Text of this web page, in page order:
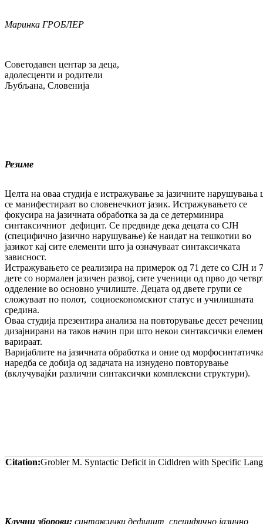
Маринка ГРОБЛЕР
Советодавен центар за деца,
адолесценти и родители
Љубљана, Словенија
Резиме
Целта на оваа студија е истражување за јазичните нарушувања
се манифестираат во словенечкиот јазик. Истражувањето се
фокусира на јазичната обработка за да се детерминира
синтаксичниот дефицит. Се предвиде дека децата со СЈН
(специфично јазично нарушување) ќе наидат на тешкотии во
јазикот кај сите елементи што ја означуваат синтаксичката
зависност.
Истражувањето се реализира на примерок од 71 дете со СЈН и
дете со нормален јазичен развој, сите ученици од прво до
одделение во основно училиште. Децата од двете групи се
сложуваат по полот, социоекономскиот статус и училишната
средина.
Оваа студија презентира анализа на повторување десет
дизајнирани на таков начин при што некои синтаксички
варираат.
Варијаблите на јазичната обработка и оние од
наредба се добија од задачата на изнудено повторување
(вклучувајќи различни синтаксички комплексни структури).
Citation:Grobler M. Syntactic Deficit in Cidldren with Specific
Клучни зборови: синтаксички дефицит, специфично јазично